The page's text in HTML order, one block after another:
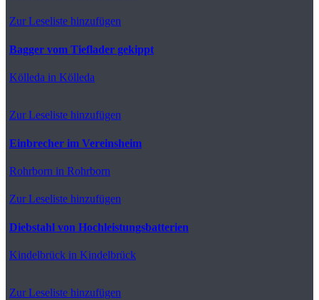
Zur Leseliste hinzufügen
Bagger vom Tieflader gekippt
Kölleda in Kölleda
Zur Leseliste hinzufügen
Einbrecher im Vereinsheim
Rohrborn in Rohrborn
Zur Leseliste hinzufügen
Diebstahl von Hochleistungsbatterien
Kindelbrück in Kindelbrück
Zur Leseliste hinzufügen